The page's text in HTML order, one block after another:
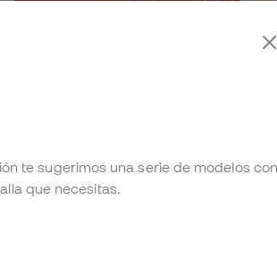
Envío gratis a España
Comprueba si este producto
tu tienda más cercana
política
te sugerimos una serie de modelos con
que necesitas.